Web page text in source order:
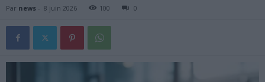
Par news - 8 juin 2026 100 0